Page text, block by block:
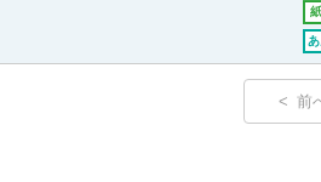
< 前